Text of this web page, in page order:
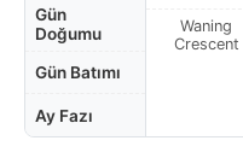
Gün
Doğumu
Gün Batımı
Ay Fazı
Waning
Crescent